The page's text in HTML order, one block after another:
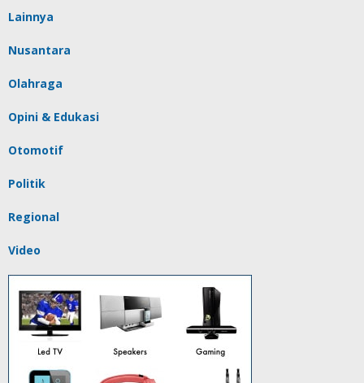
Lainnya
Nusantara
Olahraga
Opini & Edukasi
Otomotif
Politik
Regional
Video